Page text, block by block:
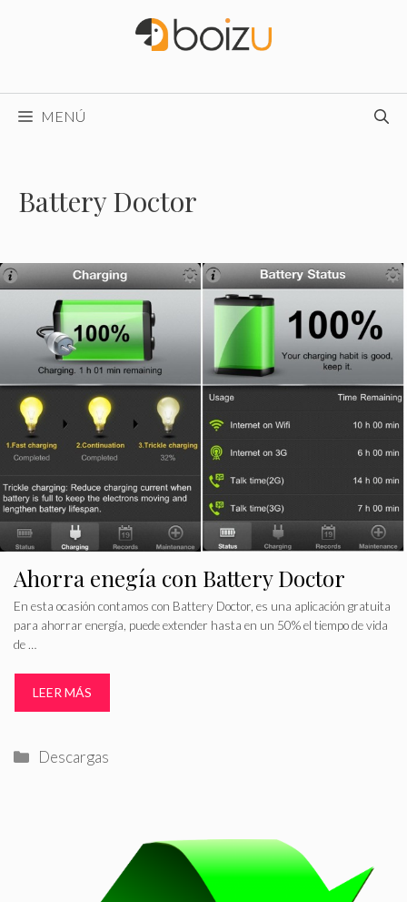
MENÚ
Battery Doctor
Ahorra enegía con Battery Doctor
En esta ocasión contamos con Battery Doctor, es una aplicación gratuita
para ahorrar energía, puede extender hasta en un 50% el tiempo de vida
de …
LEER MÁS
Categorías
Descargas